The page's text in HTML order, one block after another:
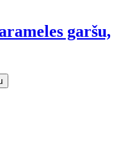
garšu,